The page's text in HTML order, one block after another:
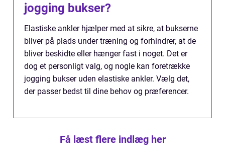
jogging bukser?
Elastiske ankler hjælper med at sikre, at bukserne
bliver på plads under træning og forhindrer, at de
bliver beskidte eller hænger fast i noget. Det er
dog et personligt valg, og nogle kan foretrække
jogging bukser uden elastiske ankler. Vælg det,
der passer bedst til dine behov og præferencer.
Få læst flere indlæg her